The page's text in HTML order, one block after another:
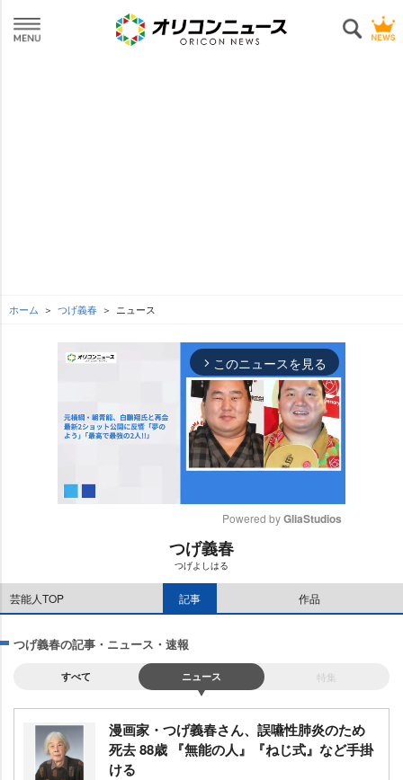
ホーム つげ義春 ニュース
arrow_forward_ios このニュースを見る
Powered by GliaStudios
つげ義春
つげよしはる
芸能人TOP 記事 作品
つげ義春の記事・ニュース・速報
すべて ニュース 特集
漫画家・つげ義春さん、誤嚥性肺炎のため
死去 88歳 『無能の人』『ねじ式』など手掛
ける